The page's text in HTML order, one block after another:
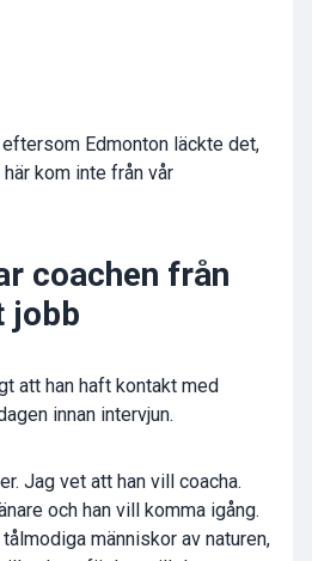
Edmonton läckte det,
kom inte från vår
coachen från
jobb
att han haft kontakt med
innan intervjun.
Jag vet att han vill coacha.
och han vill komma igång.
människor av naturen,